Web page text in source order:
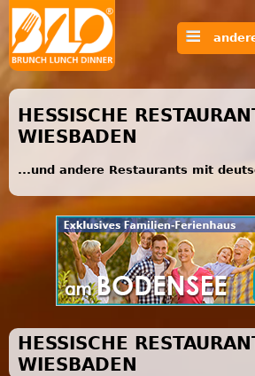
HESSISCHE
WIESBADEN
...und andere Restaurants mit
HESSISCHE
WIESBADEN